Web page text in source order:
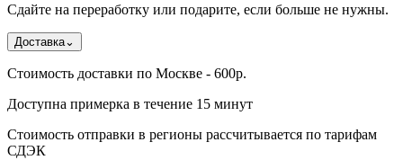
Сдайте на переработку или подарите, если больше не нужны.
Доставка⌄
Стоимость доставки по Москве - 600р.
Доступна примерка в течение 15 минут
Стоимость отправки в регионы рассчитывается по тарифам
СДЭК